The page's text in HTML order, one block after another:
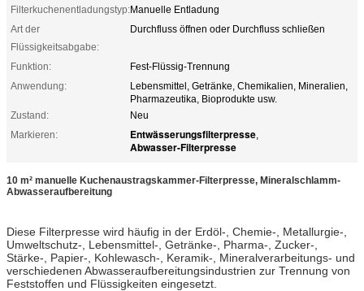
Filterkuchenentladungstyp:Manuelle Entladung
Art der
Flüssigkeitsabgabe:
Durchfluss öffnen oder Durchfluss schließen
Funktion:
Fest-Flüssig-Trennung
Anwendung:
Lebensmittel, Getränke, Chemikalien, Mineralien,
Pharmazeutika, Bioprodukte usw.
Zustand:
Neu
Markieren:
Entwässerungsfilterpresse,
Abwasser-Filterpresse
10 m² manuelle Kuchenaustragskammer-Filterpresse, Mineralschlamm-
Abwasseraufbereitung
Diese Filterpresse wird häufig in der Erdöl-, Chemie-, Metallurgie-,
Umweltschutz-, Lebensmittel-, Getränke-, Pharma-, Zucker-,
Stärke-, Papier-, Kohlewasch-, Keramik-, Mineralverarbeitungs- und
verschiedenen Abwasseraufbereitungsindustrien zur Trennung von
Feststoffen und Flüssigkeiten eingesetzt.